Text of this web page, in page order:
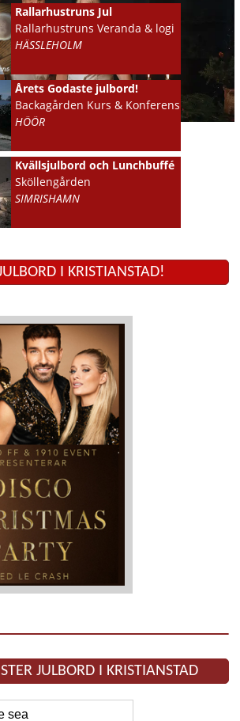
Rallarhustruns Jul
Rallarhustruns Veranda & logi
HÄSSLEHOLM
Årets Godaste julbord!
Backagården Kurs & Konferens
HÖÖR
Kvällsjulbord och Lunchbuffé
Sköllengården
SIMRISHAMN
I KRISTIANSTAD!
JULBORD I KRISTIANSTAD
sea